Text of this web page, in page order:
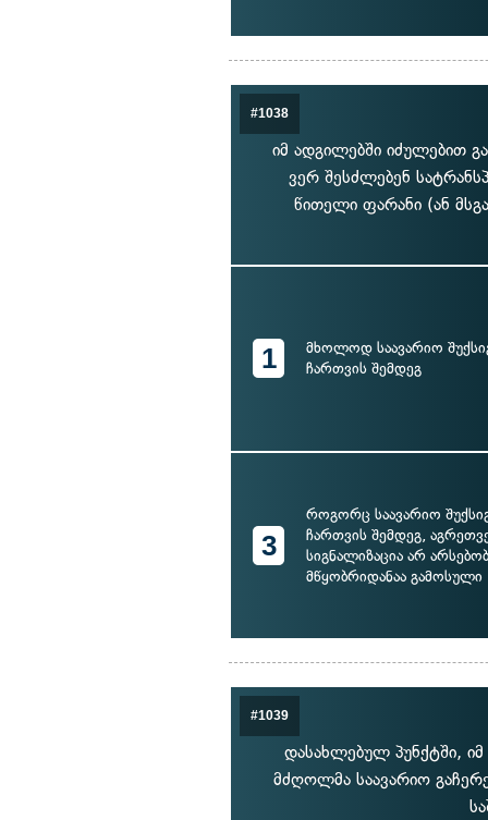
#1038
იმ ადგილებში იძულებით
ვერ შესძლებენ
წითელი ფარანი (ან
1
მხოლოდ საავარიო
ჩართვის შემდეგ
3
როგორც საავარიო
ჩართვის შემდეგ,
სიგნალიზაცია არ
მწყობრიდანაა გამოსული
#1039
დასახლებულ პუნქტში,
მძღოლმა საავარიო